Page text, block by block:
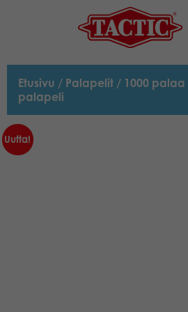
Etusivu / Palapelit / 1000 palaa
palapeli
Uutta!